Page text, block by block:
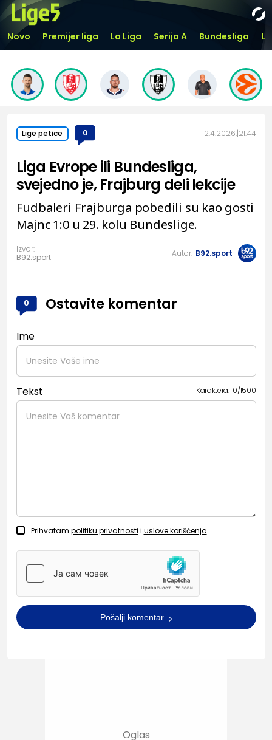
Novo Premijer liga La Liga Serija A Bundesliga
Lige petice 0 12.4.2026. 21:44
Liga Evrope ili Bundesliga,
svejedno je, Frajburg deli lekcije
Fudbaleri Frajburga pobedili su kao gosti
Majnc 1:0 u 29. kolu Bundeslige.
Izvor:
B92.sport
Autor: B92.sport
0 Ostavite komentar
Ime
Tekst Karaktera: 0/1500
Prihvatam politiku privatnosti i uslove korišćenja
Pošalji komentar